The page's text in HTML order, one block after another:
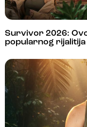
Survivor 2026:
popularnog rijalitija